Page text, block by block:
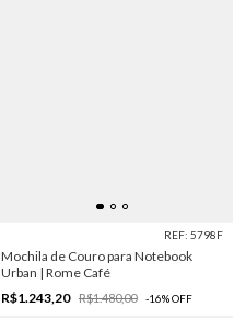
REF: 5798F
Mochila de Couro para Notebook
Urban | Rome Café
R$1.243,20
R$1.480,00 -16%OFF